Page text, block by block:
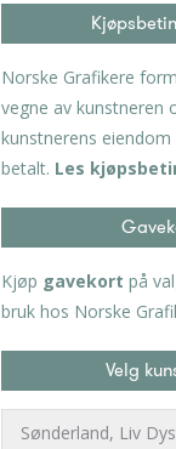
Norske Grafikere
vegne av kunstneren
kunstnerens
betalt. Les
Kjøp gavekort på
bruk hos Norske
Velg
Sønderland, Liv